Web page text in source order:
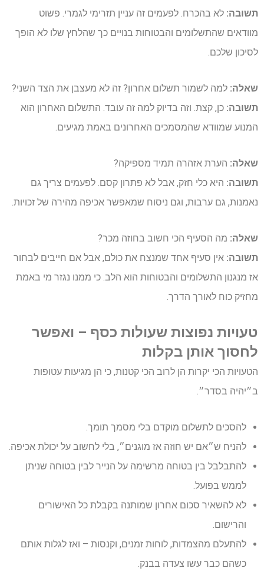
תשובה: לא בהכרח. לפעמים זה עניין תזרימי לגמרי. פשוט
מוודאים שהתשלומים והבטוחות בנויים כך שהלחץ שלו לא הופך
לסיכון שלכם.
שאלה: למה לשמור תשלום אחרון? זה לא מעצבן את הצד השני?
תשובה: כן, קצת. וזה בדיוק למה זה עובד. התשלום האחרון הוא
המנוע שמוודא שהמסמכים האחרונים באמת מגיעים.
שאלה: הערת אזהרה תמיד מספיקה?
תשובה: היא כלי חזק, אבל לא פתרון קסם. לפעמים צריך גם
נאמנות, גם ערבות, וגם ניסוח שמאפשר אכיפה מהירה של זכויות.
שאלה: מה הסעיף הכי חשוב בחוזה מכר?
תשובה: אין סעיף אחד שמנצח את כולם, אבל אם חייבים לבחור
אז מנגנון התשלומים והבטוחות הוא הלב. כי ממנו נגזר מי באמת
מחזיק כוח לאורך הדרך.
טעויות נפוצות שעולות כסף – ואפשר
לחסוך אותן בקלות
הטעויות הכי יקרות הן לרוב הכי קטנות, כי הן מגיעות עטופות
ב״יהיה בסדר״.
להסכים לתשלום מוקדם בלי מסמך תומך.
להניח ש״אם יש חוזה אז מוגנים״, בלי לחשוב על יכולת אכיפה.
להתבלבל בין בטוחה מרשימה על הנייר לבין בטוחה שניתן
לממש בפועל.
לא להשאיר סכום אחרון שמותנה בקבלת כל האישורים
והרישום.
להתעלם מהצמדות, לוחות זמנים, וקנסות – ואז לגלות אותם
כשהם כבר עשו צעדה בבנק.